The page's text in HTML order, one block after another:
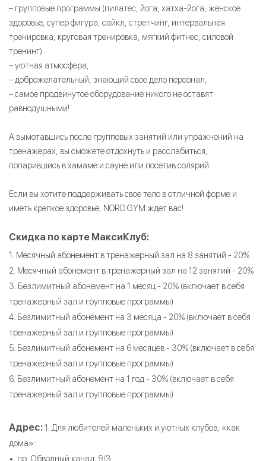
– групповые программы (пилатес, йога, хатха-йога, женское
здоровье, супер фигура, сайкл, стретчинг, интервальная
тренировка, круговая тренировка, мягкий фитнес, силовой
тренинг)
– уютная атмосфера,
– доброжелательный, знающий свое дело персонал,
– самое продвинутое оборудование никого не оставят
равнодушными!
А вымотавшись после групповых занятий или упражнений на
тренажерах, вы сможете отдохнуть и расслабиться,
попарившись в хамаме и сауне или посетив солярий.
Если вы хотите поддерживать свое тело в отличной форме и
иметь крепкое здоровье, NORD GYM ждет вас!
Скидка по карте МаксиКлуб:
1. Месячный абонемент в тренажерный зал на 8 занятий - 20%
2. Месячный абонемент в тренажерный зал на 12 занятий - 20%
3. Безлимитный абонемент на 1 месяц - 20% (включает в себя
тренажерный зал и групповые программы)
4. Безлимитный абонемент на 3 месяца - 20% (включает в себя
тренажерный зал и групповые программы)
5. Безлимитный абонемент на 6 месяцев - 30% (включает в себя
тренажерный зал и групповые программы)
6. Безлимитный абонемент на 1 год - 30% (включает в себя
тренажерный зал и групповые программы)
Адрес:​1. Для любителей маленьких и уютных клубов, «как
дома»:
• пр. Обводный канал, 9/3